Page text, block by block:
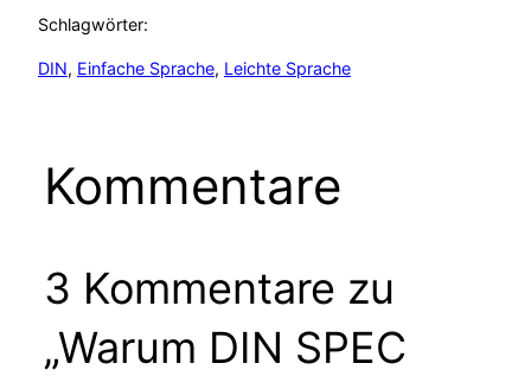
Schlagwörter:
DIN, Einfache Sprache, Leichte Sprache
Kommentare
3 Kommentare zu
„Warum DIN SPEC